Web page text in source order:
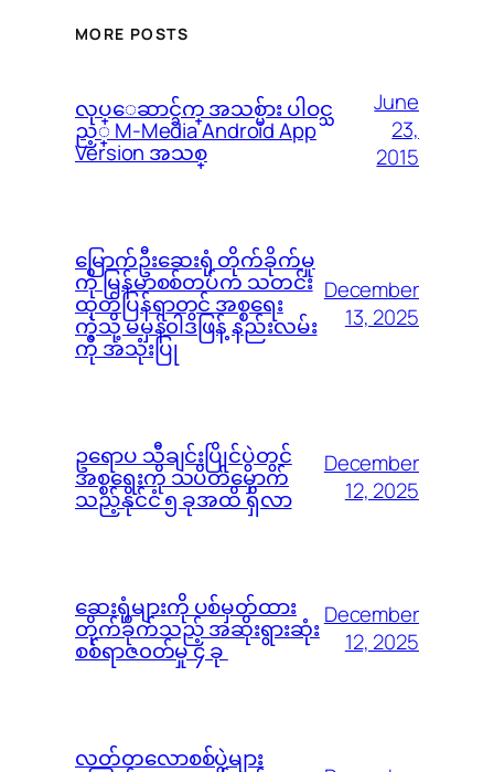
MORE POSTS
လုပ္ေဆာင္ခ်က္ အသစ္မ်ား ပါဝင္သ
ည့္ M-Media Android App
Version အသစ္
June
23,
2015
မြောက်ဦးဆေးရုံ တိုက်ခိုက်မှု
ကို မြန်မာစစ်တပ်က သတင်း
ထုတ်ပြန်ရာတွင် အစ္စရေး
ကဲ့သို့ မမှန်၀ါဒဖြန့် နည်းလမ်း
ကို အသုံးပြု
December
13, 2025
ဥရောပ သီချင်းပြိုင်ပွဲတွင်
အစ္စရေးကို သပိတ်မှောက်
သည့်နိုင်ငံ ၅ ခုအထိ ရှိလာ
December
12, 2025
ဆေးရုံများကို ပစ်မှတ်ထား
တိုက်ခိုက်သည့် အဆိုးရွားဆုံး
စစ်ရာဇ၀တ်မှု ၄ ခု
December
12, 2025
လတ်တလောစစ်ပွဲများ